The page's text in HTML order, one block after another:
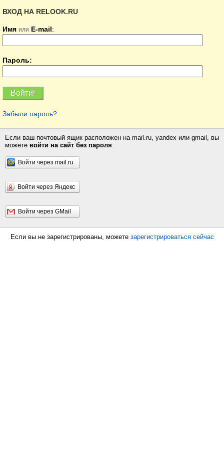
ВХОД НА RELOOK.RU
Имя или E-mail:
Пароль:
Забыли пароль?
Если ваш почтовый ящик расположен на mail.ru, yandex или gmail, вы
можете войти на сайт без пароля:
Войти через mail.ru
Войти через Яндекс
Войти через GMail
Если вы не зарегистрированы, можете зарегистрироваться сейчас